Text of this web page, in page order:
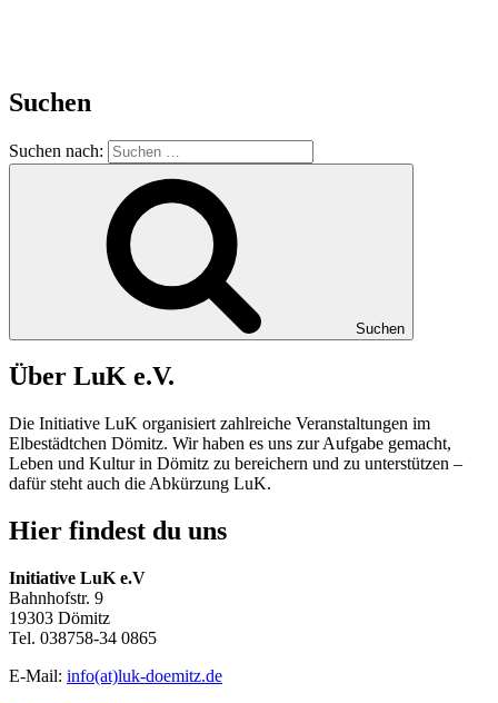
Suchen
Suchen nach:
Suchen
Über LuK e.V.
Die Initiative LuK organisiert zahlreiche Veranstaltungen im
Elbestädtchen Dömitz. Wir haben es uns zur Aufgabe gemacht,
Leben und Kultur in Dömitz zu bereichern und zu unterstützen –
dafür steht auch die Abkürzung LuK.
Hier findest du uns
Initiative LuK e.V
Bahnhofstr. 9
19303 Dömitz
Tel. 038758-34 0865
E-Mail: info(at)luk-doemitz.de